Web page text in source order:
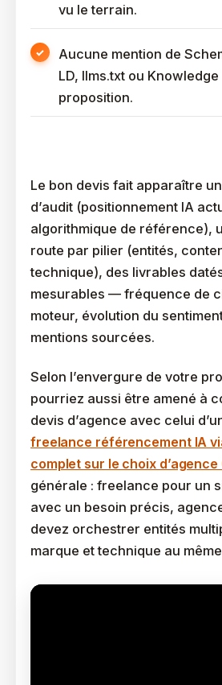
vu le terrain.
Aucune mention de
LD, llms.txt ou
proposition.
Le bon devis fait apparaître
d’audit (positionnement IA
algorithmique de référence),
route par pilier (entités,
technique), des livrables
mesurables — fréquence de
moteur, évolution du
mentions sourcées.
Selon l’envergure de votre
pourriez aussi être amené à
devis d’agence avec celui
freelance référencement IA
complet sur le choix d’agence
générale : freelance pour un
avec un besoin précis,
devez orchestrer entités
marque et technique au